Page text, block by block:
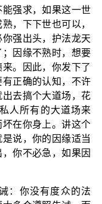
强求，如果这一世
，下下世也可以，
强出头，护法龙天
因缘不熟时，想要
。因此，你发下了
正确的认知，不许
去搞个大道场，花
人所有的大道场来
在你身上。讲这个
说，你的因缘适当
你不必急，如果因
：你没有度众的法